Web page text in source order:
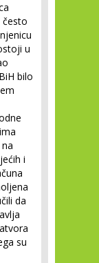
često
u
bilo
i
da
su